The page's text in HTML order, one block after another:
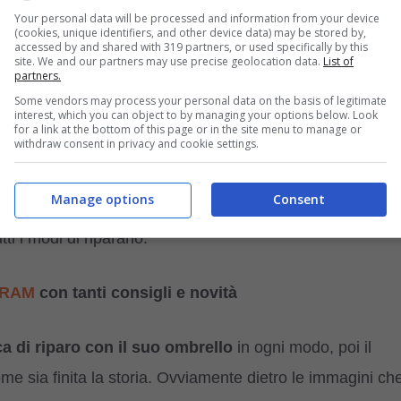
incessante, ha deciso di prendersi del tempo per
azzeccata vista la risonanza che ha avuto il
abbandonato, impaurito e disorientato
di gente nessuna ha tuttavia degnato di uno
dimostrando una sensibilità fuori dal normale
i modi di ripararlo.
con tanti consigli e novità
di riparo con il suo ombrello in ogni modo, poi il
sia finita la storia. Ovviamente dietro le immagini
Your personal data will be processed and information from your device
(cookies, unique identifiers, and other device data) may be stored by,
accessed by and shared with 319 partners, or used specifically by this
site. We and our partners may use precise geolocation data. List of
partners.
Some vendors may process your personal data on the basis of legitimate
interest, which you can object to by managing your options below. Look
for a link at the bottom of this page or in the site menu to manage or
withdraw consent in privacy and cookie settings.
Consent
Manage options